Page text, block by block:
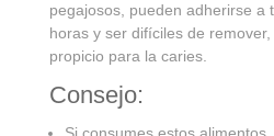
pegajosos, pueden adherirse a
horas y ser difíciles de
propicio para la caries.
Consejo: